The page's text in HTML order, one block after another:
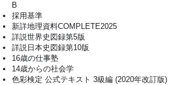
B
採用基準
新詳地理資料COMPLETE2025
詳説世界史図録第5版
​詳説日本史図録第10版
16歳の仕事塾
14歳からの社会学
色彩検定 公式テキスト 3級編 (2020年改訂版)